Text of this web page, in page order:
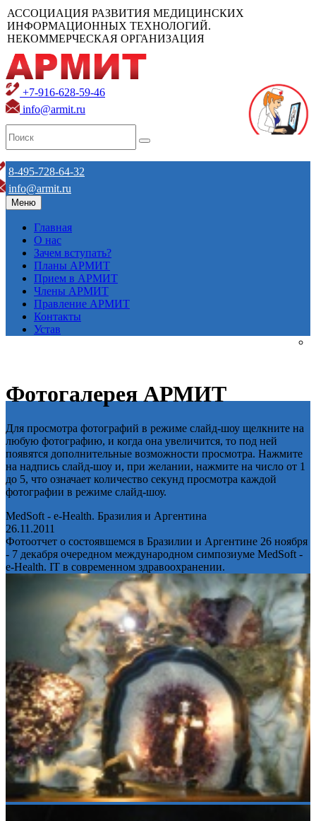
АССОЦИАЦИЯ РАЗВИТИЯ МЕДИЦИНСКИХ
ИНФОРМАЦИОННЫХ ТЕХНОЛОГИЙ.
НЕКОММЕРЧЕСКАЯ ОРГАНИЗАЦИЯ
+7-916-628-59-46
info@armit.ru
8-495-728-64-32
info@armit.ru
Меню
Главная
О нас
Зачем вступать?
Планы АРМИТ
Прием в АРМИТ
Члены АРМИТ
Правление АРМИТ
Контакты
Устав
Фотогалерея АРМИТ
Для просмотра фотографий в режиме слайд-шоу щелкните на
любую фотографию, и когда она увеличится, то под ней
появятся дополнительные возможности просмотра. Нажмите
на надпись слайд-шоу и, при желании, нажмите на число от 1
до 5, что означает количество секунд просмотра каждой
фотографии в режиме слайд-шоу.
MedSoft - e-Health. Бразилия и Аргентина
26.11.2011
Фотоотчет о состоявшемся в Бразилии и Аргентине 26 ноября
- 7 декабря очередном международном симпозиуме MedSoft -
e-Health. IT в современном здравоохранении.